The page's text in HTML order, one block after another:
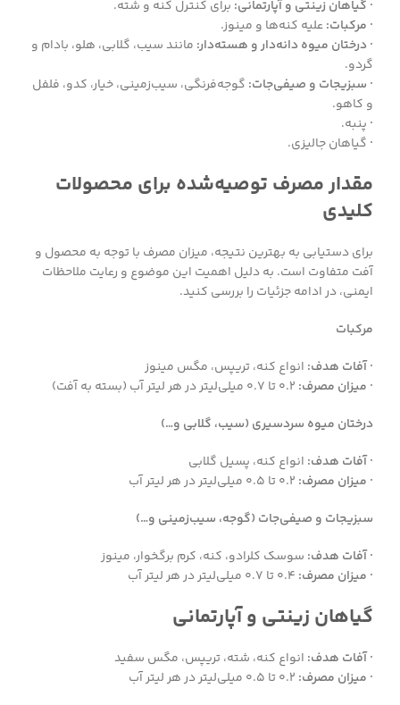
· گیاهان زینتی و آپارتمانی: برای کنترل کنه و شته.
· مرکبات:علیه کنه‌ها و مینوز.
· درختان میوه دانه‌دار و هسته‌دار: مانند سیب، گلابی، هلو، بادام و
گردو.
· سبزیجات و صیفی‌جات: گوجه‌فرنگی، سیب‌زمینی، خیار، کدو، فلفل
و کاهو.
· پنبه.
· گیاهان جالیزی.
مقدار مصرف توصیه‌شده برای محصولات
کلیدی
برای دستیابی به بهترین نتیجه، میزان مصرف با توجه به محصول و
آفت متفاوت است. به دلیل اهمیت این موضوع و رعایت ملاحظات
ایمنی، در ادامه جزئیات را بررسی کنید.
مرکبات
· آفات هدف: انواع کنه، تریپس، مگس مینوز
· میزان مصرف:
درختان میوه سردسیری (سیب، گلابی و…)
· آفات هدف: انواع کنه، پسیل گلابی
· میزان مصرف:
سبزیجات و صیفی‌جات (گوجه، سیب‌زمینی و…)
· آفات هدف: سوسک کلرادو، کنه، کرم برگخوار، مینوز
· میزان مصرف:
گیاهان زینتی و آپارتمانی
· آفات هدف: انواع کنه، شته، تریپس، مگس سفید
· میزان مصرف: